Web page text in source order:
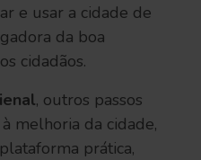
e usar a cidade de
da boa
cidadãos.
, outros passos
melhoria da cidade,
prática,